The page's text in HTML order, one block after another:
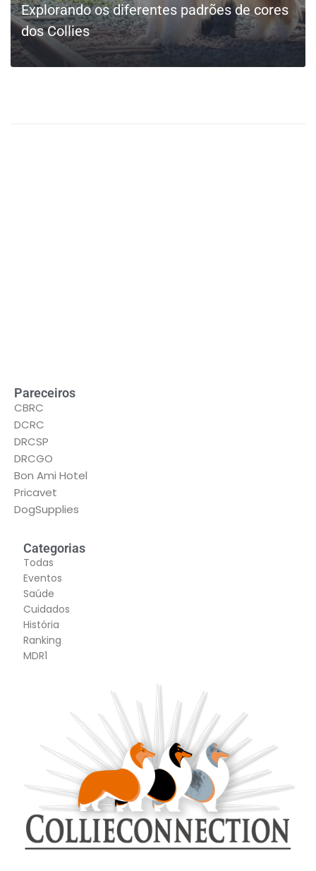
Explorando os diferentes padrões de cores
dos Collies
Pareceiros
CBRC
DCRC
DRCSP
DRCGO
Bon Ami Hotel
Pricavet
DogSupplies
Categorias
Todas
Eventos
Saúde
Cuidados
História
Ranking
MDR1